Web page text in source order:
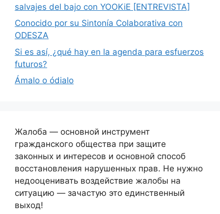
salvajes del bajo con YOOKiE [ENTREVISTA]
Conocido por su Sintonía Colaborativa con
ODESZA
Si es así, ¿qué hay en la agenda para esfuerzos
futuros?
Ámalo o ódialo
Жалоба — основной инструмент
гражданского общества при защите
законных и интересов и основной способ
восстановления нарушенных прав. Не нужно
недооценивать воздействие жалобы на
ситуацию — зачастую это единственный
выход!